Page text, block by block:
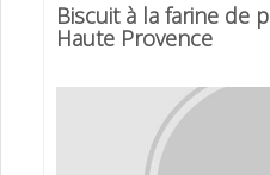
Biscuit à la farine de
Haute Provence